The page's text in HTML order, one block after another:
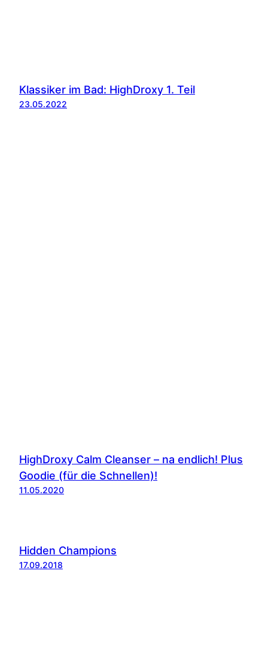
Klassiker im Bad: HighDroxy 1. Teil
23.05.2022
HighDroxy Calm Cleanser – na endlich! Plus
Goodie (für die Schnellen)!
11.05.2020
Hidden Champions
17.09.2018